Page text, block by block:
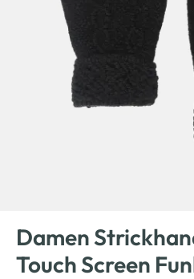
Damen
Touch Screen